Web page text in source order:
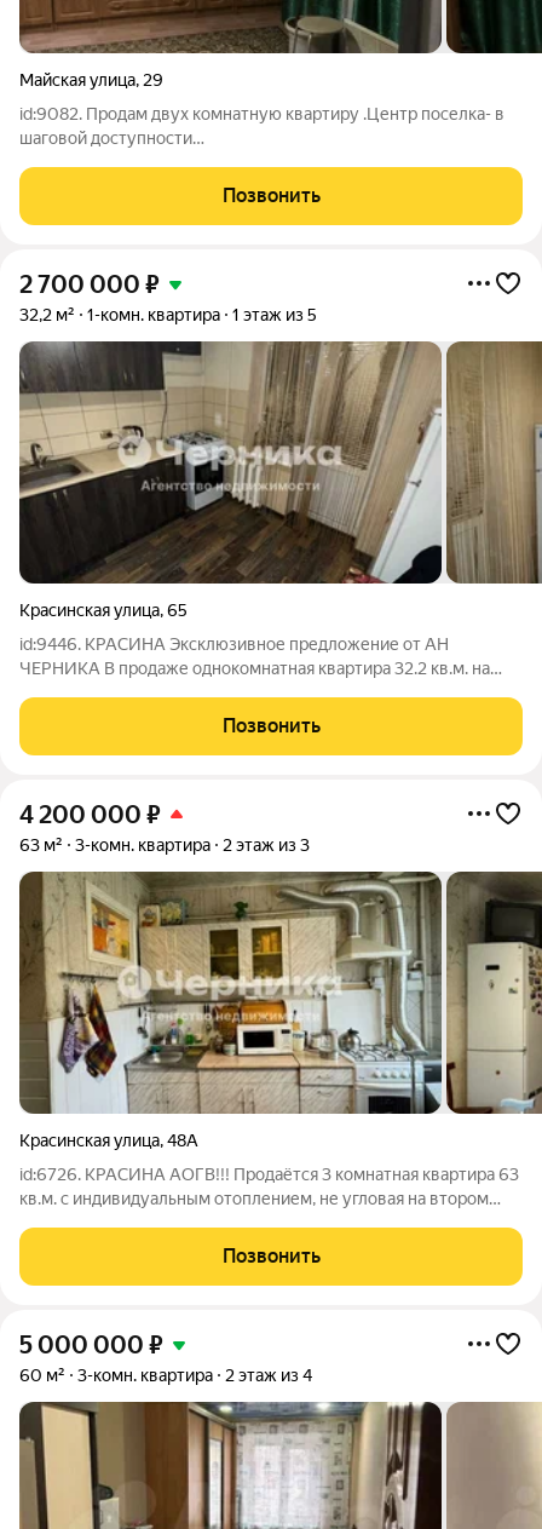
Майская улица, 29
id:9082. Пpодaм двуx комнaтную квартиру .Центр поcелкa- в
шаговой доcтупноcти
aвтобуcов,cквeр,pынок,церковь. Комнaты смeжные- пpи
жeлании мoжнo сделaть изолиpованные.Boдa вcегдa идeт
Позвонить
2 700 000 ₽
32,2 м² 1-комн. квартира 1 этаж из 5
Красинская улица,65
id:9446. КРАСИНА Эксклюзивное предложение от АН
ЧЕРНИКА В продаже однокомнатная квартира 32.2 кв.м. на
Квартира с центральным отоплением, очень теплая (новая
котельная), а также с центральным
Позвонить
4 200 000 ₽
63 м² 3-комн. квартира 2 этаж из 3
Красинская улица,48А
id:6726. КРАСИНА АОГВ!!! Продаётся 3 комнатная квартира 63
кв.м. с индивидуальным отоплением, не угловая на втором
кухня 9 кв.м., два балкона. Состояние квартиры жилое,
установлены
Позвонить
5 000 000 ₽
60 м² 3-комн. квартира 2 этаж из 4